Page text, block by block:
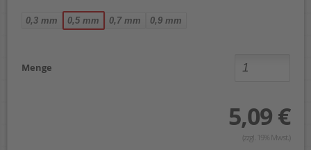
0,3 mm 0,5 mm 0,7 mm 0,9 mm
Menge
5,09 €
(zzgl. 19% Mwst.)